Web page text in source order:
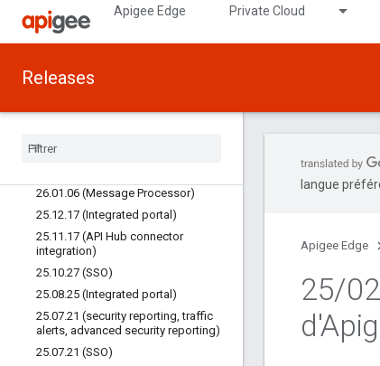
Apigee Edge Private Cloud
Releases
Edge Public Cloud
26.07.31 (Security reporting, traffic
26.05.14 (Edge UI)
26.03
26.01 .06 (Message Processor)
25.12.17 (Integrated portal)
25.11 .17 (API Hub connector
integration)
25.10.27 (SSO)
25.08.25 (Integrated portal)
25.07.21 (security reporting, traffic
alerts, advanced security reporting)
25.07.21 (SSO)
langue
Apigee Edge
25/02